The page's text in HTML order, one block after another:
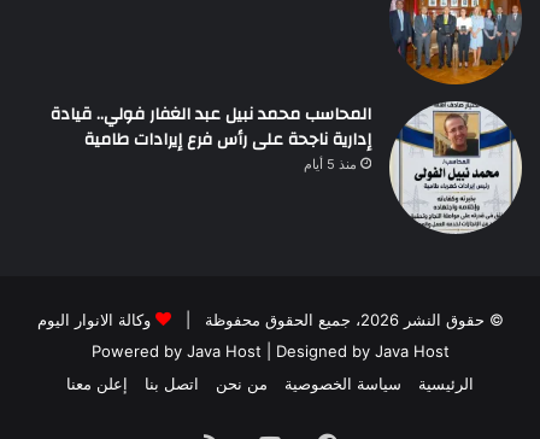
المحاسب محمد نبيل عبد الغفار فولي.. قيادة
إدارية ناجحة على رأس فرع إيرادات طامية
منذ 5 أيام
© حقوق النشر 2026، جميع الحقوق محفوظة |
وكالة الانوار اليوم
Powered by Java Host | Designed by Java Host
الرئيسية
سياسة الخصوصية من نحن اتصل بنا إعلن معنا